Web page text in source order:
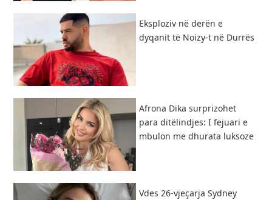
Eksploziv në derën e
dyqanit të Noizy-t në Durrës
Afrona Dika surprizohet
para ditëlindjes: I fejuari e
mbulon me dhurata luksoze
Vdes 26-vjeçarja Sydney